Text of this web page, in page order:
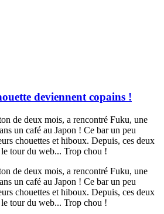
deviennent copains !
de deux mois, a rencontré Fuku, une
un café au Japon ! Ce bar un peu
chouettes et hiboux. Depuis, ces deux
le tour du web... Trop chou !
de deux mois, a rencontré Fuku, une
un café au Japon ! Ce bar un peu
chouettes et hiboux. Depuis, ces deux
le tour du web... Trop chou !